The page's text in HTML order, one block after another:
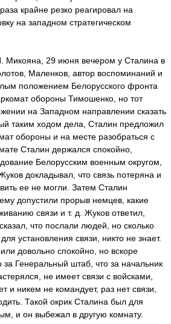
крайне резко реагировал на
на западном стратегическом
Микояна, 29 июня вечером у Сталина в
Маленков, автор воспоминаний и
положением Белорусского фронта
обороны Тимошенко, но тот
на Западном направлении сказать
таким ходом дела, Сталин предложил
обороны и на месте разобраться с
Сталин держался спокойно,
Белорусским военным округом,
докладывал, что связь потеряна и
ее не могли. Затем Сталин
допустили прорыв немцев, какие
связи и т. д. Жуков ответил,
что послали людей, но сколько
установления связи, никто не знает.
довольно спокойно, но вскоре
за Генеральный штаб, что за начальник
не имеет связи с войсками,
и никем не командует, раз нет связи,
Такой окрик Сталина был для
и он выбежал в другую комнату.